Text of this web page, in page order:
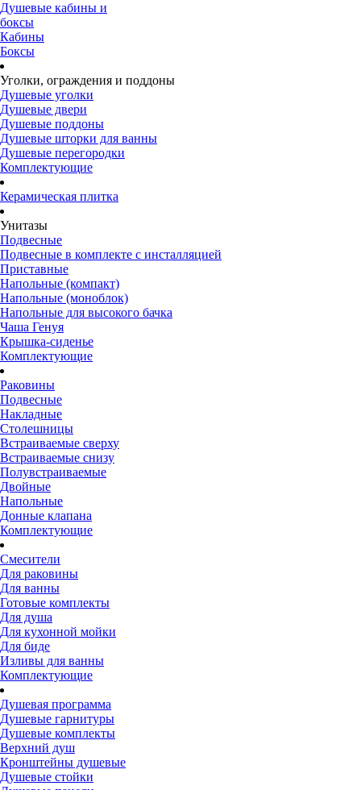
Душевые кабины и
боксы
Кабины
Боксы
Уголки, ограждения и поддоны
Душевые уголки
Душевые двери
Душевые поддоны
Душевые шторки для ванны
Душевые перегородки
Комплектующие
Керамическая плитка
Унитазы
Подвесные
Подвесные в комплекте с инсталляцией
Приставные
Напольные (компакт)
Напольные (моноблок)
Напольные для высокого бачка
Чаша Генуя
Крышка-сиденье
Комплектующие
Раковины
Подвесные
Накладные
Столешницы
Встраиваемые сверху
Встраиваемые снизу
Полувстраиваемые
Двойные
Напольные
Донные клапана
Комплектующие
Смесители
Для раковины
Для ванны
Готовые комплекты
Для душа
Для кухонной мойки
Для биде
Изливы для ванны
Комплектующие
Душевая программа
Душевые гарнитуры
Душевые комплекты
Верхний душ
Кронштейны душевые
Душевые стойки